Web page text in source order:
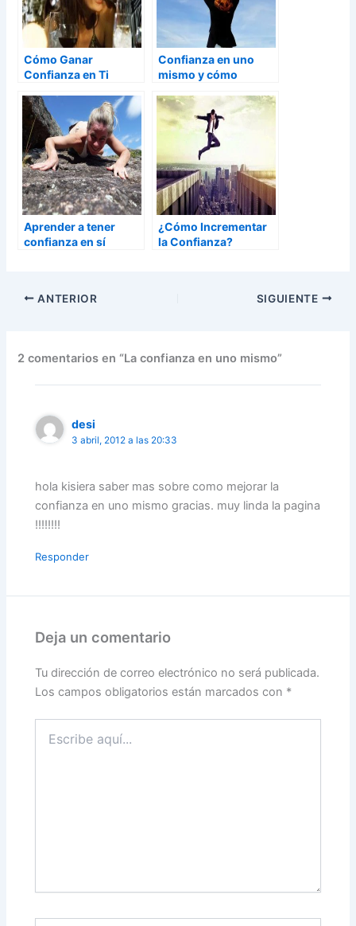
Cómo Ganar
Confianza en Ti
Seducción
Confianza en uno
mismo y cómo
Aprender a tener
confianza en sí
¿Cómo Incrementar
la Confianza?
ANTERIOR SIGUIENTE
2 comentarios en “La confianza en uno mismo”
desi
3 abril, 2012 a las 20:33
hola kisiera saber mas sobre como mejorar la
confianza en uno mismo gracias. muy linda la pagina
!!!!!!!!
Responder
Deja un comentario
Tu dirección de correo electrónico no será publicada.
Los campos obligatorios están marcados con *
aquí...